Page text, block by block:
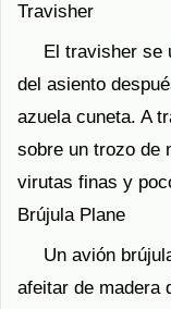
Travisher
El travisher se
del asiento
azuela cuneta. A
sobre un trozo de
virutas finas y
Brújula Plane
Un avión
afeitar de madera